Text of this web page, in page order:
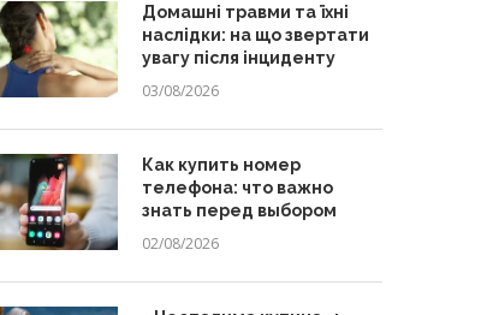
Домашні травми та їхні
наслідки: на що звертати
увагу після інциденту
03/08/2026
Как купить номер
телефона: что важно
знать перед выбором
02/08/2026